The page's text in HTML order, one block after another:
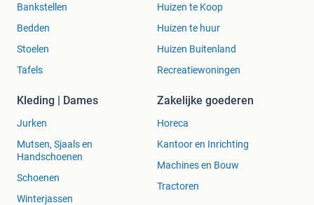
Bankstellen
Bedden
Stoelen
Tafels
Huizen te Koop
Huizen te huur
Huizen Buitenland
Recreatiewoningen
Kleding | Dames
Jurken
Mutsen, Sjaals en
Handschoenen
Schoenen
Winterjassen
Zakelijke goederen
Horeca
Kantoor en Inrichting
Machines en Bouw
Tractoren